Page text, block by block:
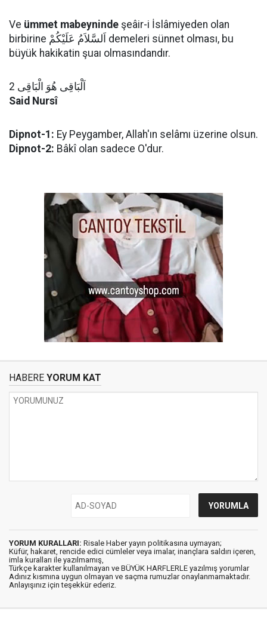
Ve ümmet mabeyninde şeâir-i İslâmiyeden olan
birbirine اَلسَّلاَمُ عَلَيْكُمْ demeleri sünnet olması, bu
büyük hakikatin şuaı olmasındandır.
اَلْبَاقِى هُوَ الْبَاقِى 2
Said Nursî
Dipnot-1: Ey Peygamber, Allah'ın selâmı üzerine olsun.
Dipnot-2: Bâkî olan sadece O'dur.
HABERE YORUM KAT
YORUM KURALLARI: Risale Haber yayın politikasına uymayan;
Küfür, hakaret, rencide edici cümleler veya imalar, inançlara saldırı içeren,
imla kuralları ile yazılmamış,
Türkçe karakter kullanılmayan ve BÜYÜK HARFLERLE yazılmış yorumlar
Adınız kısmına uygun olmayan ve saçma rumuzlar onaylanmamaktadır.
Anlayışınız için teşekkür ederiz.